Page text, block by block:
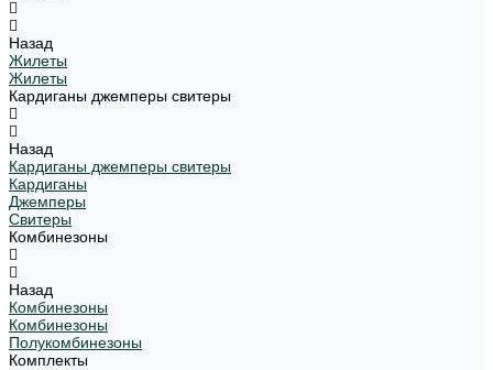
Назад
Жилеты
Жилеты
Кардиганы джемперы свитеры
Назад
Кардиганы джемперы свитеры
Кардиганы
Джемперы
Свитеры
Комбинезоны
Назад
Комбинезоны
Комбинезоны
Полукомбинезоны
Комплекты